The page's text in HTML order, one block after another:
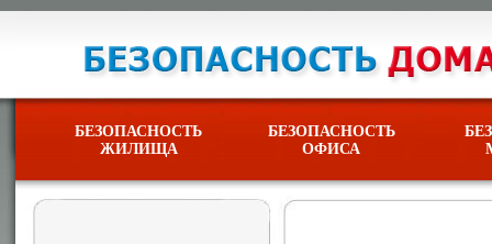
БЕЗОПАСНОСТЬ
ЖИЛИЩА
БЕЗОПАСНОСТЬ
ОФИСА